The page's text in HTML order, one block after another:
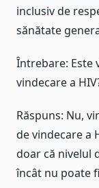
inclusiv de
sănătate
Întrebare: Este
vindecare a
Răspuns: Nu,
de vindecare a
doar că nivelul
încât nu poate